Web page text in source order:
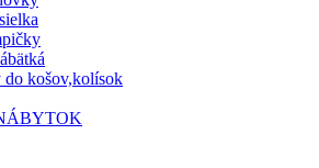
košov,kolísok